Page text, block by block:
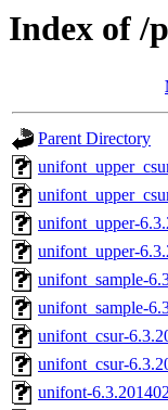
Index of /
Parent Directory
unifont_upper-
unifont_upper-
unifont_sample-
unifont_sample-
unifont_csur-
unifont_csur-
unifont-